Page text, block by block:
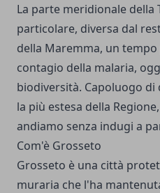
La parte meridionale della
particolare, diversa dal
della Maremma, un
contagio della malaria,
biodiversità. Capoluogo di
la più estesa della
andiamo senza indugi a
Com'è Grosseto
Grosseto è una città
muraria che l'ha